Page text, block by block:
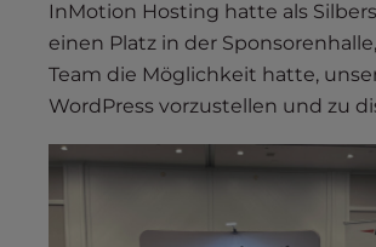
InMotion Hosting hatte als
einen Platz in der
Team die Möglichkeit hatte,
WordPress vorzustellen und zu